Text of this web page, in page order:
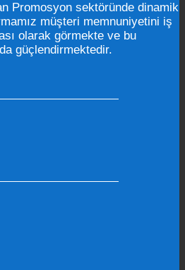
Promosyon sektöründe dinamik
müşteri memnuniyetini iş
olarak görmekte ve bu
güçlendirmektedir.